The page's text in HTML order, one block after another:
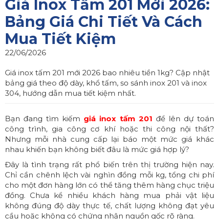
Giá Inox Tấm 201 Mới 2026:
Bảng Giá Chi Tiết Và Cách
Mua Tiết Kiệm
22/06/2026
Giá inox tấm 201 mới 2026 bao nhiêu tiền 1kg? Cập nhật
bảng giá theo độ dày, khổ tấm, so sánh inox 201 và inox
304, hướng dẫn mua tiết kiệm nhất.
Bạn đang tìm kiếm giá inox tấm 201 để lên dự toán
công trình, gia công cơ khí hoặc thi công nội thất?
Nhưng mỗi nhà cung cấp lại báo một mức giá khác
nhau khiến bạn không biết đâu là mức giá hợp lý?
Đây là tình trạng rất phổ biến trên thị trường hiện nay.
Chỉ cần chênh lệch vài nghìn đồng mỗi kg, tổng chi phí
cho một đơn hàng lớn có thể tăng thêm hàng chục triệu
đồng. Chưa kể nhiều khách hàng mua phải vật liệu
không đúng độ dày thực tế, chất lượng không đạt yêu
cầu hoặc không có chứng nhận nguồn gốc rõ ràng.